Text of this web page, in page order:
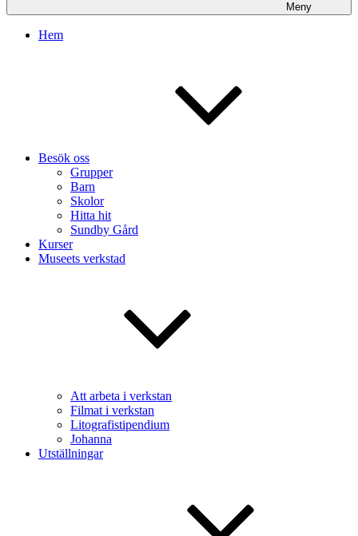
Meny
Hem
Besök oss
Grupper
Barn
Skolor
Hitta hit
Sundby Gård
Kurser
Museets verkstad
Att arbeta i verkstan
Filmat i verkstan
Litografistipendium
Johanna
Utställningar